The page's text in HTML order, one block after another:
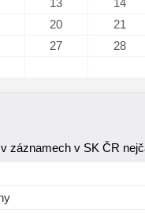
13
14
20
21
27
28
záznamech v SK ČR